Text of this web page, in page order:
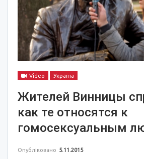
Video Україна
Жителей Винницы
как те относятся к
гомосексуальным
Опубліковано 5.11.2015